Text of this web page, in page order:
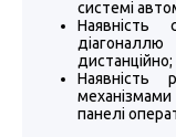
системі
Наявність
дистанційно;
Наявність
панелі